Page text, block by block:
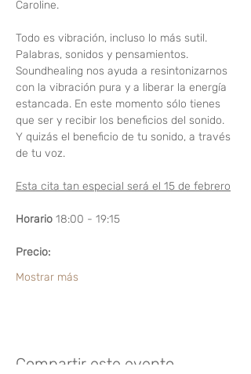
Caroline.
Todo es vibración, incluso lo más sutil.
Palabras, sonidos y pensamientos.
Soundhealing nos ayuda a resintonizarnos
con la vibración pura y a liberar la energía
estancada. En este momento sólo tienes
que ser y recibir los beneficios del sonido.
Y quizás el beneficio de tu sonido, a través
de tu voz.
Esta cita tan especial será el 15 de febrero
Horario 18:00 - 19:15
Precio:
Mostrar más
Compartir este evento